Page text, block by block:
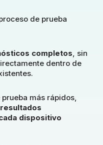
de prueba
completos, sin
dentro de
más rápidos,
dispositivo